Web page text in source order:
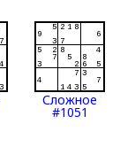
Сложное
#1051